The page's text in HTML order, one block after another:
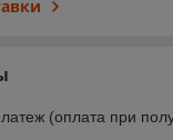
(оплата при